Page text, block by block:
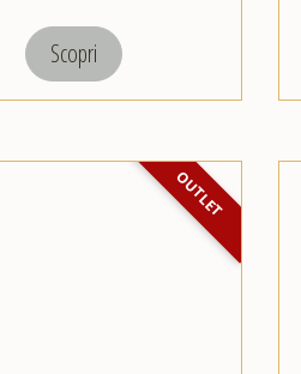
Scopri
OUTLET